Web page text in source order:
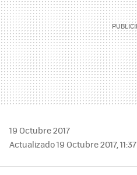
19 Octubre 2017
Actualizado 19 Octubre 2017, 11:37